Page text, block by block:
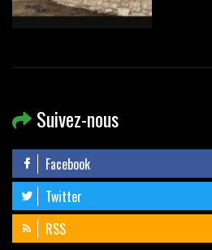
Suivez-nous
Facebook
Twitter
RSS